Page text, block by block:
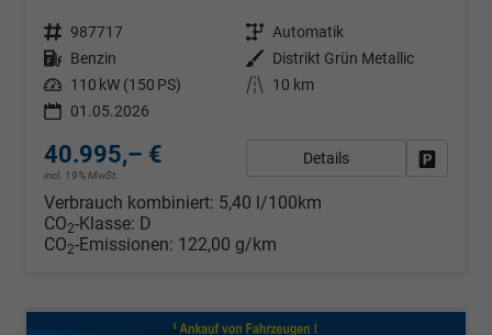
Fahrzeugnr. 987717 Getriebe Automatik
Kraftstoff Benzin Außenfarbe
Distrikt Grün Metallic
Leistung 110 kW (150 PS) Kilometerstand
10 km
01.05.2026
40.995,– €
incl. 19% MwSt.
Details
Verbrauch kombiniert: 5,40 l/100km
CO2-Klasse: D
CO2-Emissionen: 122,00 g/km